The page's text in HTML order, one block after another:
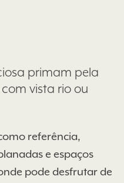
primam pela
vista rio ou
referência,
e espaços
pode desfrutar de